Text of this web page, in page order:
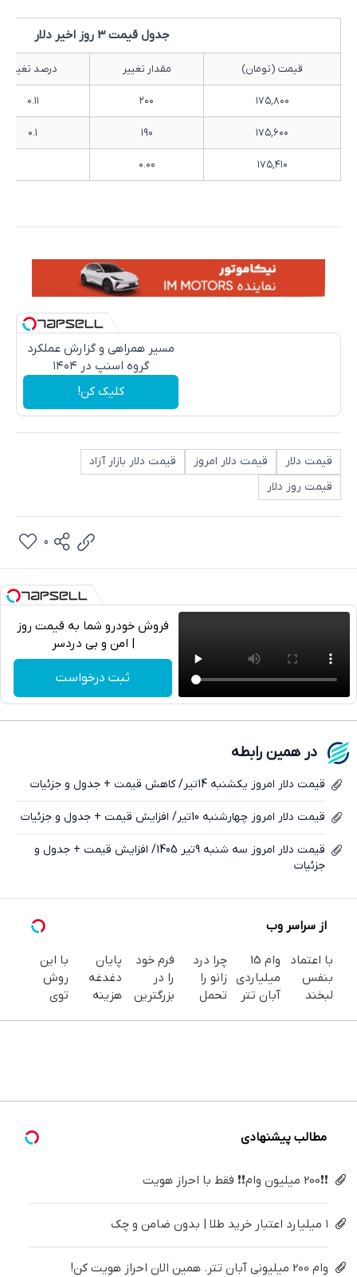
جدول قیمت 3 روز اخیر دلار
قیمت (تومان) مقدار تغییر درصد تغییر
۱۷۵,۸۰۰ ۲۰۰ ۰.۱۱
۱۷۵,۶۰۰ ۱۹۰ ۰.۱
۱۷۵,۴۱۰ ۰.۰۰
مسیر همراهی و گزارش عملکرد
گروه اسنپ در ۱۴۰۴
کلیک کن!
قیمت دلار قیمت دلار امروز
قیمت دلار بازار آزاد
قیمت روز دلار
تلگرام
واتساپ
0
فروش خودرو شما به قیمت روز
| امن و بی دردسر
ثبت درخواست
در همین رابطه
قیمت دلار امروز یکشنبه 14تیر/ کاهش قیمت + جدول و جزئیات
قیمت دلار امروز چهارشنبه 10تیر/ افزایش قیمت + جدول و جزئیات
قیمت دلار امروز سه شنبه 9تیر 1405/ افزایش قیمت + جدول و
جزئیات
از سراسر وب
با اعتماد
بنفس
لبخند
وام 15
میلیاردی
آبان تتر
چرا درد
زانو را
تحمل
کن
فرم خود
را در
بزرگترین
میلیون
پایان
دغدغه
هزینه
کننده
با این
روش
توی
مطالب پیشنهادی
❗❗200 میلیون وام❗❗ فقط با احراز هویت
۱ میلیارد اعتبار خرید طلا | بدون ضامن و چک
وام 200 میلیونی آبان تتر. همین الان احراز هویت کن!